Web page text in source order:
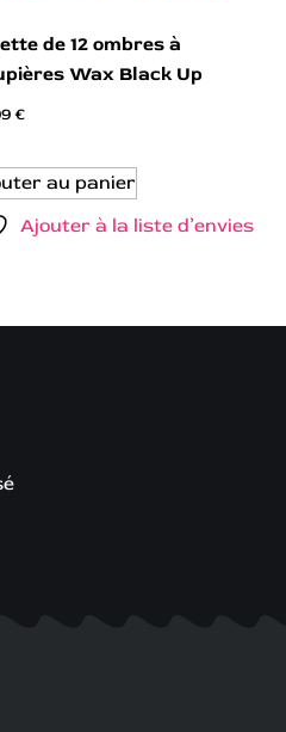
de 12 ombres à
Wax Black Up
€
au panier
Ajouter à la liste d’envies